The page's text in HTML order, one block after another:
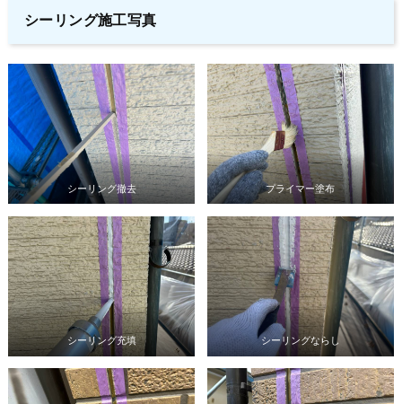
シーリング施工写真
シーリング撤去 プライマー塗布
シーリング充填 シーリングならし